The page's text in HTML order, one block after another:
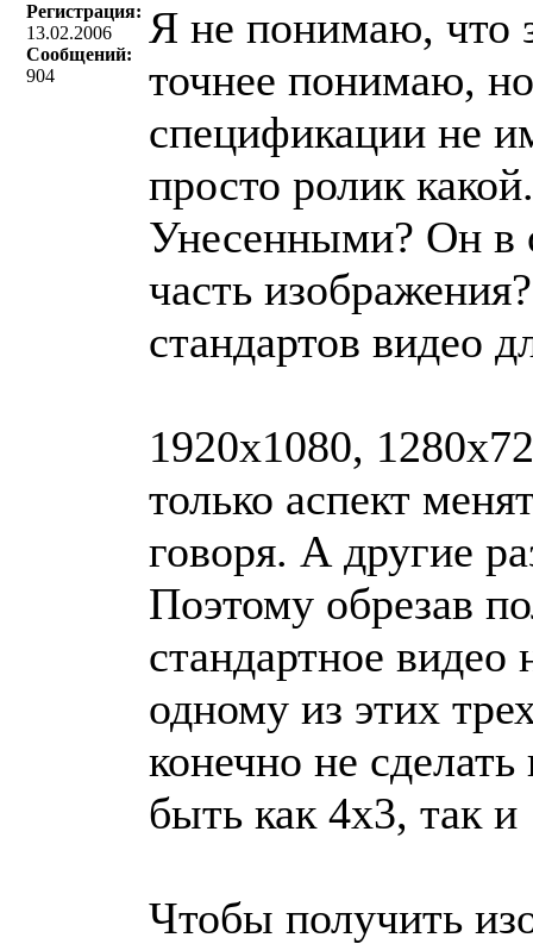
Регистрация:
13.02.2006
Сообщений:
904
Я не понимаю, что
точнее понимаю,
спецификации не
просто ролик
Унесенными? Он в
часть
стандартов видео
1920x1080,
только аспект
говоря. А другие
Поэтому обрезав
стандартное
одному из этих
конечно не
быть как 4x3, так
Чтобы получить